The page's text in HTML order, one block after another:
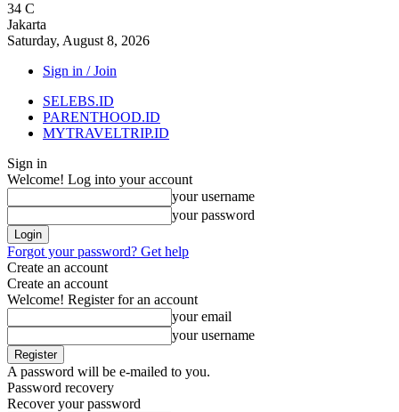
34 C
Jakarta
Saturday, August 8, 2026
Sign in / Join
SELEBS.ID
PARENTHOOD.ID
MYTRAVELTRIP.ID
Sign in
Welcome! Log into your account
your username
your password
Forgot your password? Get help
Create an account
Create an account
Welcome! Register for an account
your email
your username
A password will be e-mailed to you.
Password recovery
Recover your password